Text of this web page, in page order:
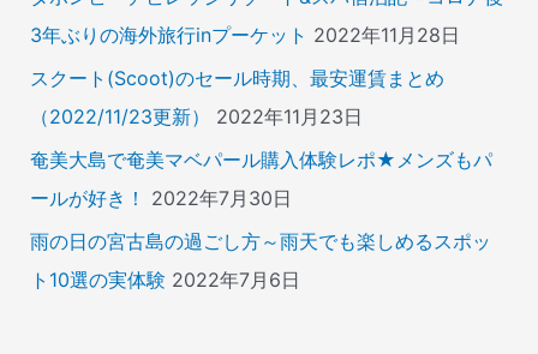
3年ぶりの海外旅行inプーケット 2022年11月28日
スクート(Scoot)のセール時期、最安運賃まとめ
（2022/11/23更新）
2022年11月23日
奄美大島で奄美マベパール購入体験レポ★メンズもパ
ールが好き！
2022年7月30日
雨の日の宮古島の過ごし方～雨天でも楽しめるスポッ
ト10選の実体験 2022年7月6日